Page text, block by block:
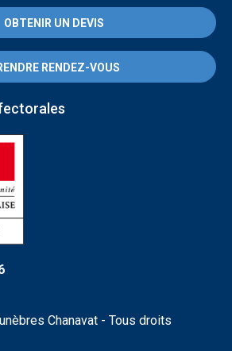
OBTENIR UN DEVIS
RENDEZ-VOUS
Chanavat - Tous droits